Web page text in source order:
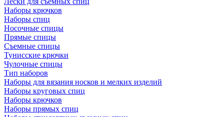
Наборы крючков
Наборы спиц
Носочные спицы
Прямые спицы
Съемные спицы
Тунисские крючки
Чулочные спицы
Тип наборов
Наборы для вязания носков и мелких изделий
Наборы круговых спиц
Наборы крючков
Наборы прямых спиц